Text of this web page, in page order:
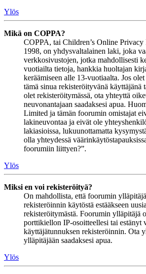
Ylös
Mikä on COPPA?
COPPA, tai Children’s Online
1998, on yhdysvaltalainen laki, joka
verkkosivustojen, jotka mahdollisesti
vuotiailta tietoja, hankkia huoltajan
keräämiseen alle 13-vuotiaalta. Jos
tämä sinua rekisteröityvänä
olet rekisteröitymässä, ota yhteyttä
neuvonantajaan saadaksesi apua.
Limited ja tämän foorumin omistajat
lakineuvontaa ja eivät ole
lakiasioissa, lukuunottamatta
olla yhteydessä
foorumiin liittyen?”.
Ylös
Miksi en voi rekisteröityä?
On mahdollista, että foorumin
rekisteröinnin käytöstä estääkseen
rekisteröitymästä. Foorumin ylläpitäjä
porttikiellon IP-osoitteellesi tai estänyt
käyttäjätunnuksen rekisteröinnin. Ota
ylläpitäjään saadaksesi apua.
Ylös